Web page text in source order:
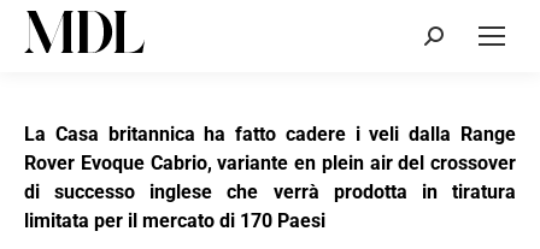
Cerca:
La Casa britannica ha fatto cadere i veli dalla Range
Rover Evoque Cabrio, variante en plein air del crossover
di successo inglese che verrà prodotta in tiratura
limitata per il mercato di 170 Paesi